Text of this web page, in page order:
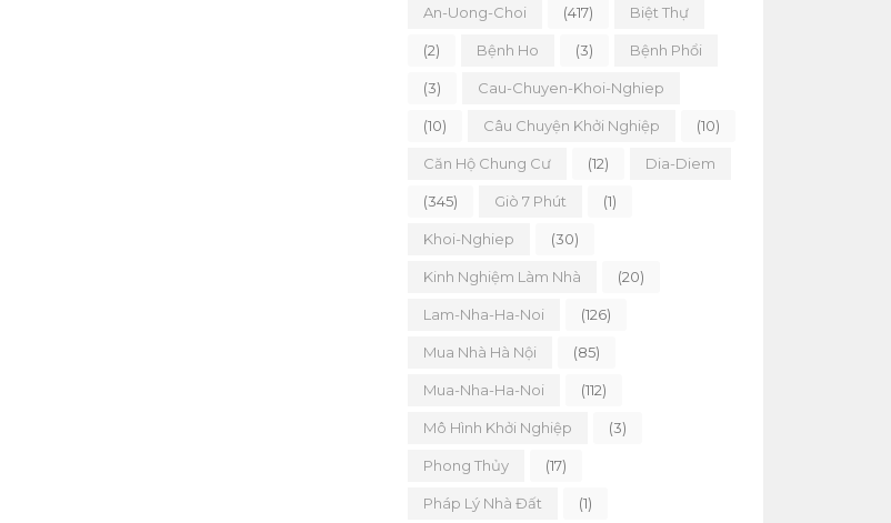
An-Uong-Choi (417) Biệt Thự
(2) Bệnh Ho (3) Bệnh Phổi
(3) Cau-Chuyen-Khoi-Nghiep
(10) Câu Chuyện Khởi Nghiệp (10)
Căn Hộ Chung Cư (12) Dia-Diem
(345) Giò 7 Phút (1)
Khoi-Nghiep (30)
Kinh Nghiệm Làm Nhà (20)
Lam-Nha-Ha-Noi (126)
Mua Nhà Hà Nội (85)
Mua-Nha-Ha-Noi (112)
Mô Hình Khởi Nghiệp (3)
Phong Thủy (17)
Pháp Lý Nhà Đất (1)